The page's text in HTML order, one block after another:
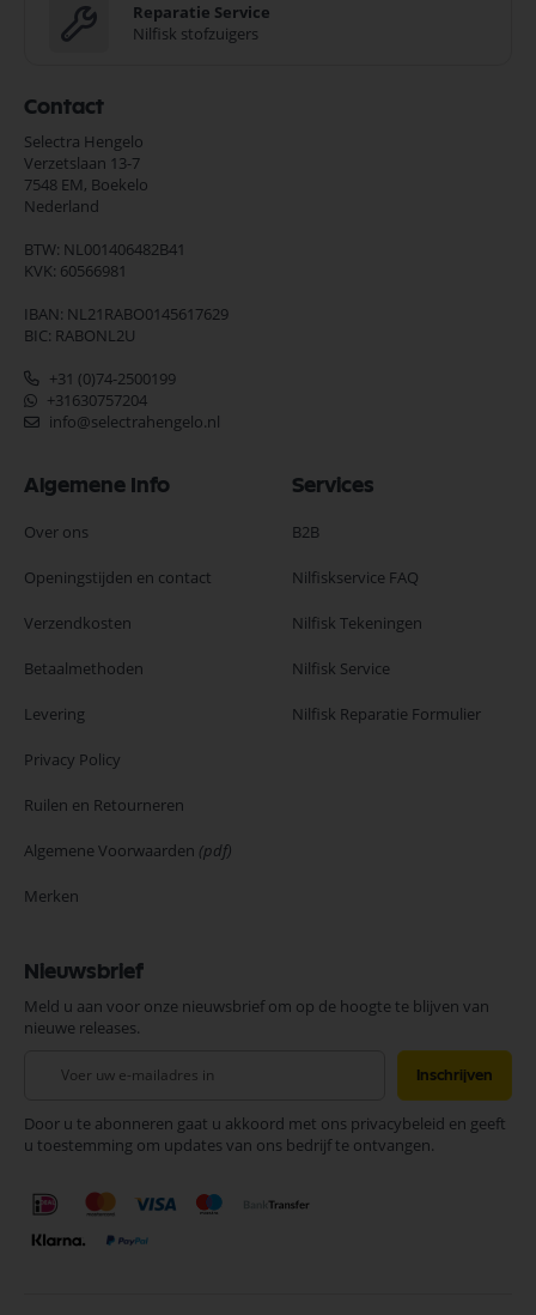
Reparatie Service
Nilfisk stofzuigers
Contact
Selectra Hengelo
Verzetslaan 13-7
7548 EM, Boekelo
Nederland
BTW: NL001406482B41
KVK: 60566981
IBAN: NL21RABO0145617629
BIC: RABONL2U
+31 (0)74-2500199
+31630757204
info@selectrahengelo.nl
Algemene Info
Over ons
Openingstijden en contact
Verzendkosten
Betaalmethoden
Levering
Privacy Policy
Ruilen en Retourneren
Algemene Voorwaarden (pdf)
Merken
Services
B2B
Nilfiskservice FAQ
Nilfisk Tekeningen
Nilfisk Service
Nilfisk Reparatie Formulier
Nieuwsbrief
Meld u aan voor onze nieuwsbrief om op de hoogte te blijven van
nieuwe releases.
onze
nieuwsbrief
Inschrijven
Door u te abonneren gaat u akkoord met ons privacybeleid en geeft
u toestemming om updates van ons bedrijf te ontvangen.